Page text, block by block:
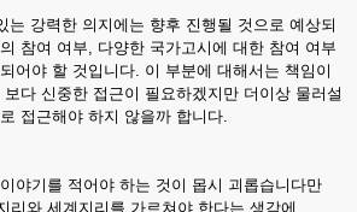
는 강력한 의지에는 향후 진행될 것으로 예상되
참여 여부, 다양한 국가고시에 대한 참여 여부
어야 할 것입니다. 이 부분에 대해서는 책임이
다 신중한 접근이 필요하겠지만 더이상 물러설
접근해야 하지 않을까 합니다.
야기를 적어야 하는 것이 몹시 괴롭습니다만
리와 세계지리를 가르쳐야 한다는 생각에